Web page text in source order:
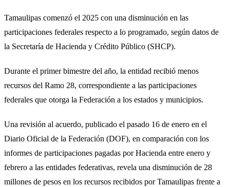
Tamaulipas comenzó el 2025 con una disminución en las
participaciones federales respecto a lo programado, según datos de
la Secretaría de Hacienda y Crédito Público (SHCP).
Durante el primer bimestre del año, la entidad recibió menos
recursos del Ramo 28, correspondiente a las participaciones
federales que otorga la Federación a los estados y municipios.
Una revisión al acuerdo, publicado el pasado 16 de enero en el
Diario Oficial de la Federación (DOF), en comparación con los
informes de participaciones pagadas por Hacienda entre enero y
febrero a las entidades federativas, revela una disminución de 28
millones de pesos en los recursos recibidos por Tamaulipas frente a